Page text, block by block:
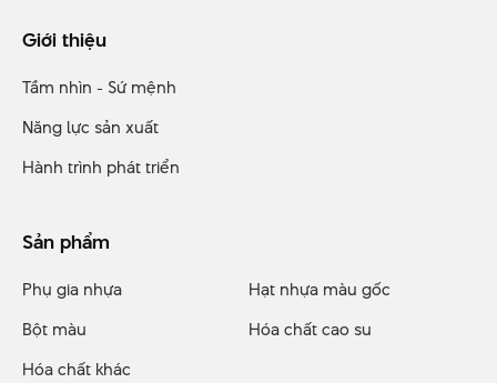
Giới thiệu
Tầm nhìn - Sứ mệnh
Năng lực sản xuất
Hành trình phát triển
Sản phẩm
Phụ gia nhựa
Hạt nhựa màu gốc
Bột màu
Hóa chất cao su
Hóa chất khác